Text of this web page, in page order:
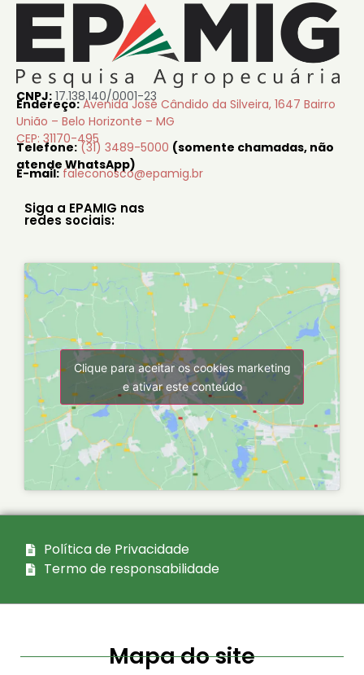
CNPJ: 17.138.140/0001-23
Endereço: Avenida José Cândido da Silveira, 1647 Bairro
União – Belo Horizonte – MG
CEP: 31170-495
Telefone: (31) 3489-5000 (somente chamadas, não
atende WhatsApp)
E-mail: faleconosco@epamig.br
Siga a EPAMIG nas
redes sociais:
Clique para aceitar os cookies marketing
e ativar este conteúdo
Política de Privacidade
Termo de responsabilidade
Mapa do site